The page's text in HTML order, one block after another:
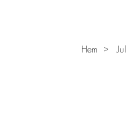
Hem Jul